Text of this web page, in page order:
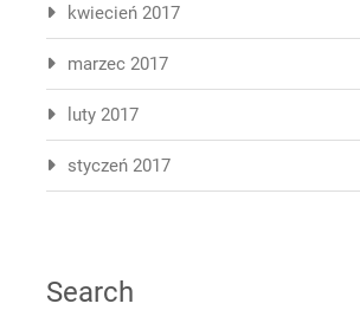
kwiecień 2017
marzec 2017
luty 2017
styczeń 2017
Search